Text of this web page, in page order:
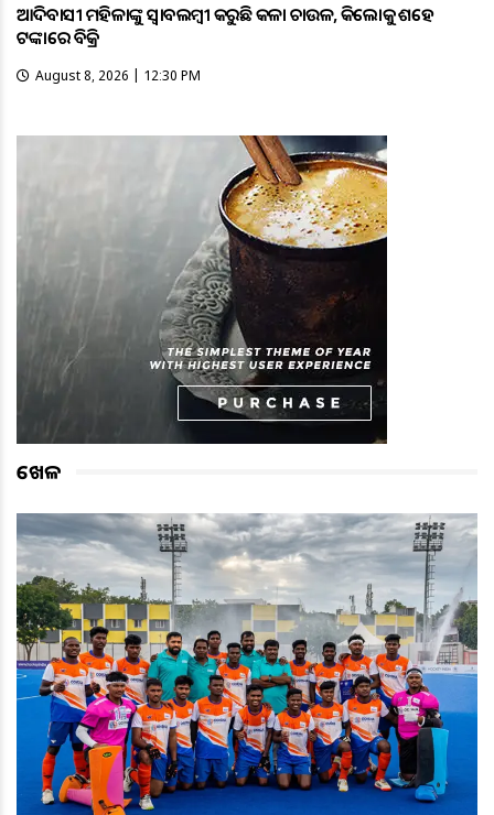
ଆଦିବାସୀ ମହିଳାଙ୍କୁ ସ୍ଵାବଲମ୍ଵୀ କରୁଛି କଳା ଚାଉଳ, କିଲୋକୁ ଶହେ
ଟଙ୍କାରେ ବିକ୍ରି
August 8, 2026 | 12:30 PM
ଖେଳ